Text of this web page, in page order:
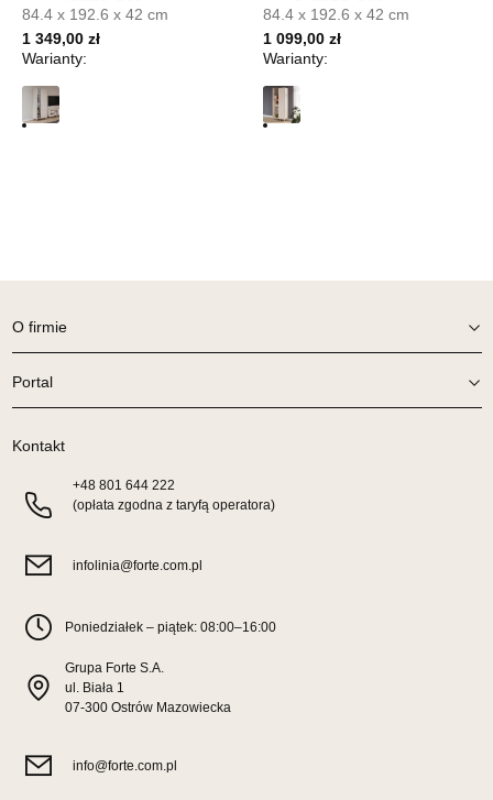
Wybierz
Salon meblowy
SALON MEBLOWY TED
83-340 SIERAKOWICE
Nr tel. 603580345
Godziny otwarcia
Salon meblowy
84.4 x 192.6 x 42 cm
1 349,00 zł
Warianty:
84.4 x 192.6 x 42 cm
1 099,00 zł
Warianty:
O firmie
Portal
Kontakt
+48 801 644 222
(opłata zgodna z taryfą operatora)
infolinia@forte.com.pl
Poniedziałek – piątek: 08:00–16:00
Grupa Forte S.A.
ul. Biała 1
07-300 Ostrów Mazowiecka
info@forte.com.pl